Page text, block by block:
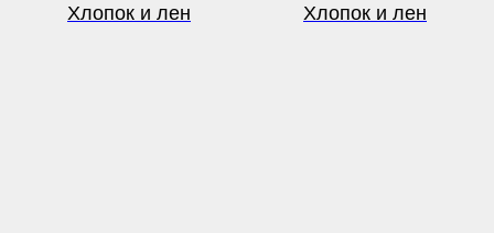
Хлопок и лен Хлопок и лен